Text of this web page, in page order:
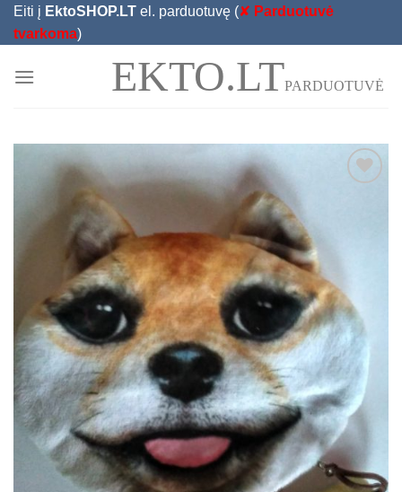
Skip
Eiti į EktoSHOP.LT el. parduotuvę (✘ Parduotuvė
tvarkoma)
EKTO.LTPARDUOTUVĖ